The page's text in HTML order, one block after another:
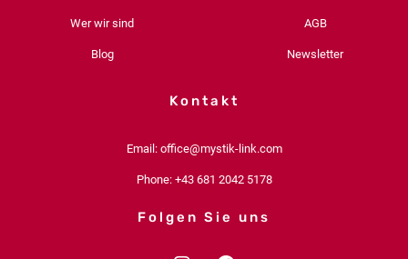
Wer wir sind
Blog
AGB
Newsletter
Kontakt
Email: office@mystik-link.com
Phone: +43 681 2042 5178
Folgen Sie uns